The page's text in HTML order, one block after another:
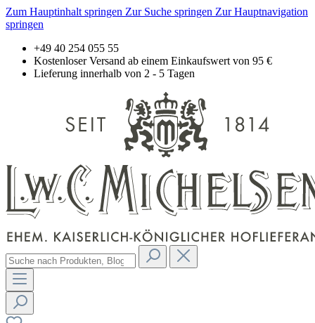
Zum Hauptinhalt springen Zur Suche springen Zur Hauptnavigation
springen
+49 40 254 055 55
Kostenloser Versand ab einem Einkaufswert von 95 €
Lieferung innerhalb von 2 - 5 Tagen